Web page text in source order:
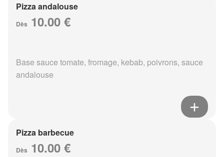
Pizza andalouse
Dès 10.00 €
Base sauce tomate, fromage, kebab, poivrons, sauce
andalouse
Pizza barbecue
Dès 10.00 €